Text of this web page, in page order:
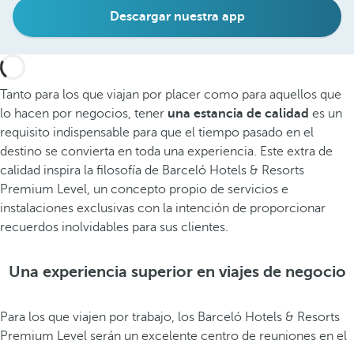
Descargar nuestra app
Tanto para los que viajan por placer como para aquellos que
lo hacen por negocios, tener una estancia de calidad es un
requisito indispensable para que el tiempo pasado en el
destino se convierta en toda una experiencia. Este extra de
calidad inspira la filosofía de Barceló Hotels & Resorts
Premium Level, un concepto propio de servicios e
instalaciones exclusivas con la intención de proporcionar
recuerdos inolvidables para sus clientes.
Una experiencia superior en viajes de negocio
Para los que viajen por trabajo, los Barceló Hotels & Resorts
Premium Level serán un excelente centro de reuniones en el